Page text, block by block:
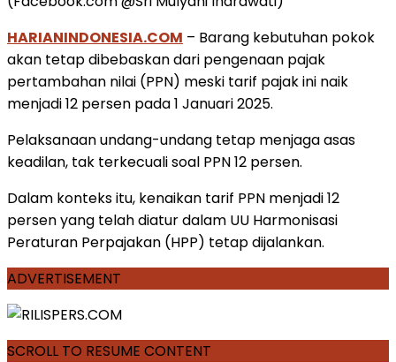
HARIANINDONESIA.COM – Barang kebutuhan pokok
akan tetap dibebaskan dari pengenaan pajak
pertambahan nilai (PPN) meski tarif pajak ini naik
menjadi 12 persen pada 1 Januari 2025.
Pelaksanaan undang-undang tetap menjaga asas
keadilan, tak terkecuali soal PPN 12 persen.
Dalam konteks itu, kenaikan tarif PPN menjadi 12
persen yang telah diatur dalam UU Harmonisasi
Peraturan Perpajakan (HPP) tetap dijalankan.
ADVERTISEMENT
SCROLL TO RESUME CONTENT